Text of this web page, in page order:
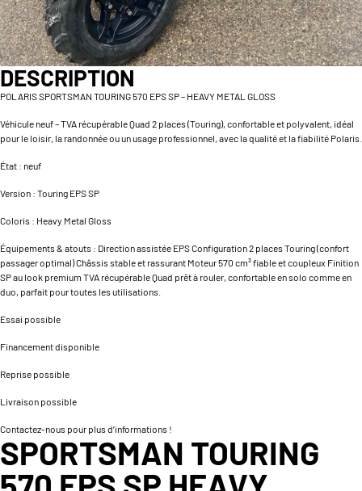
DESCRIPTION
POLARIS SPORTSMAN TOURING 570 EPS SP – HEAVY METAL GLOSS
Véhicule neuf – TVA récupérable Quad 2 places (Touring), confortable et polyvalent, idéal
pour le loisir, la randonnée ou un usage professionnel, avec la qualité et la fiabilité Polaris.
État : neuf
Version : Touring EPS SP
Coloris : Heavy Metal Gloss
Équipements & atouts : Direction assistée EPS Configuration 2 places Touring (confort
passager optimal) Châssis stable et rassurant Moteur 570 cm³ fiable et coupleux Finition
SP au look premium TVA récupérable Quad prêt à rouler, confortable en solo comme en
duo, parfait pour toutes les utilisations.
Essai possible
Financement disponible
Reprise possible
Livraison possible
Contactez-nous pour plus d’informations !
SPORTSMAN TOURING